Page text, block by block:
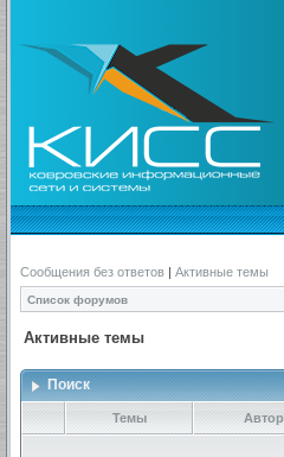
Сообщения без ответов | Активные темы
Список форумов
Активные темы
Поиск
Темы Автор